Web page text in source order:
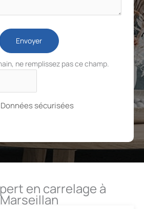
Envoyer
ne remplissez pas ce champ.
Données sécurisées
en carrelage à
Marseillan